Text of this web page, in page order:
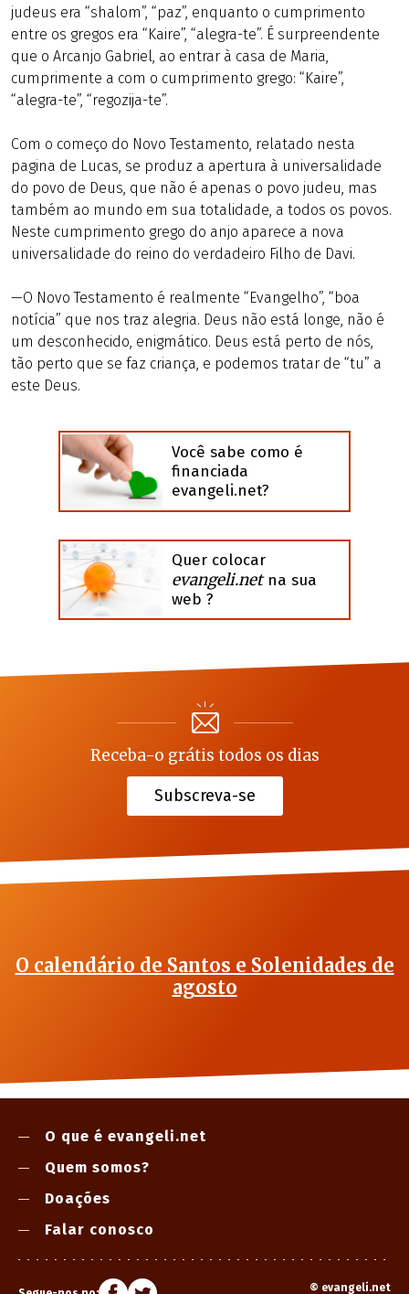
judeus era “shalom”, “paz”, enquanto o cumprimento
entre os gregos era “Kaire”, “alegra-te”. É surpreendente
que o Arcanjo Gabriel, ao entrar à casa de Maria,
cumprimente a com o cumprimento grego: “Kaire”,
“alegra-te”, “regozija-te”.
Com o começo do Novo Testamento, relatado nesta
pagina de Lucas, se produz a apertura à universalidade
do povo de Deus, que não é apenas o povo judeu, mas
também ao mundo em sua totalidade, a todos os povos.
Neste cumprimento grego do anjo aparece a nova
universalidade do reino do verdadeiro Filho de Davi.
—O Novo Testamento é realmente “Evangelho”, “boa
notícia” que nos traz alegria. Deus não está longe, não é
um desconhecido, enigmático. Deus está perto de nós,
tão perto que se faz criança, e podemos tratar de “tu” a
este Deus.
Você sabe como é
financiada
evangeli.net?
Quer colocar
evangeli.netna sua
web ?
Receba-o grátis todos os dias
Subscreva-se
O calendário de Santos e Solenidades de
agosto
O que é evangeli.net
Quem somos?
Doações
Falar conosco
© evangeli.net